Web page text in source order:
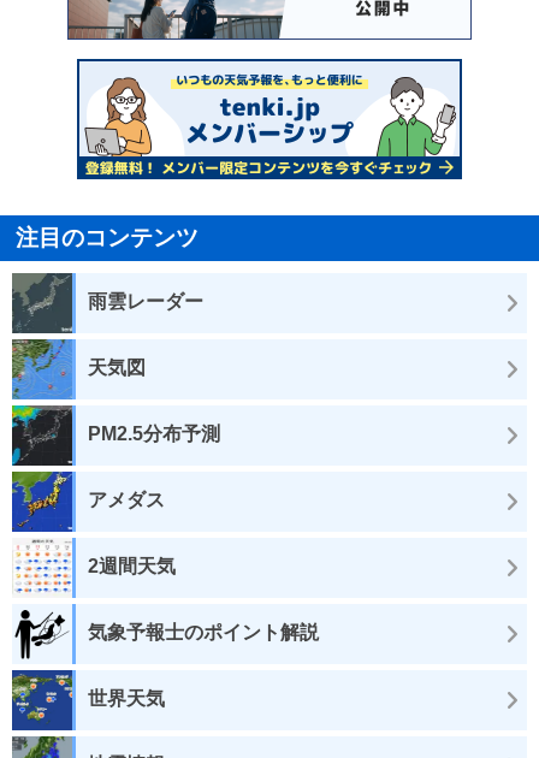
注目のコンテンツ
雨雲レーダー
天気図
PM2.5分布予測
アメダス
2週間天気
気象予報士のポイント解説
世界天気